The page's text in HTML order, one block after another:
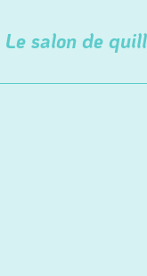
Le salon de